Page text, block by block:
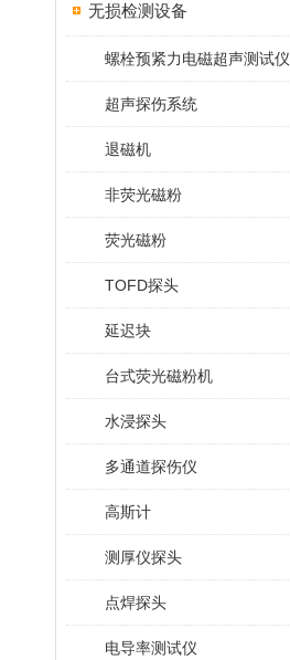
无损检测设备
螺栓预紧力电磁超声测试仪
超声探伤系统
退磁机
非荧光磁粉
荧光磁粉
TOFD探头
延迟块
台式荧光磁粉机
水浸探头
多通道探伤仪
高斯计
测厚仪探头
点焊探头
电导率测试仪